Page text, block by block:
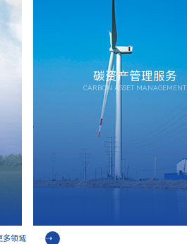
碳资产管理服务
CARBON ASSET MANAGEMENT
多领域